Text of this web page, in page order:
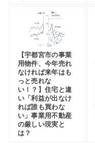
【宇都宮市の事業
用物件、今年売れ
なければ来年はも
っと売れな
い！？】住宅と違
い「利益が出なけ
れば誰も買わな
い」事業用不動産
の厳しい現実と
は？